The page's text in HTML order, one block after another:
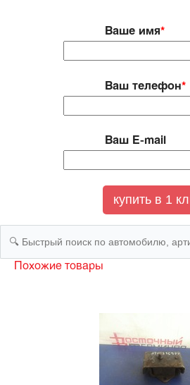
Ваше имя*
Ваш телефон*
Ваш E-mail
Похожие товары